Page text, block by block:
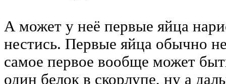
А может у неё первые яйца
нестись. Первые яйца обычно
самое первое вообще может
один белок в скорлупе, ну а